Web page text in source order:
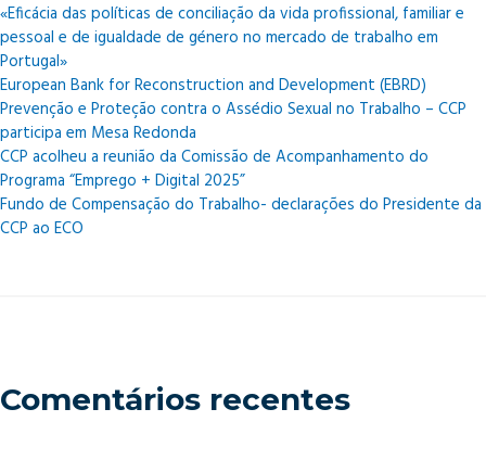
«Eficácia das políticas de conciliação da vida profissional, familiar e
pessoal e de igualdade de género no mercado de trabalho em
Portugal»
European Bank for Reconstruction and Development (EBRD)
Prevenção e Proteção contra o Assédio Sexual no Trabalho – CCP
participa em Mesa Redonda
CCP acolheu a reunião da Comissão de Acompanhamento do
Programa “Emprego + Digital 2025”
Fundo de Compensação do Trabalho- declarações do Presidente da
CCP ao ECO
Comentários recentes